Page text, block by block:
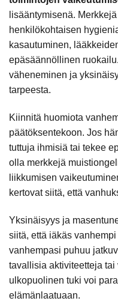
lisääntymisenä.
henkilökohtaisen
kasautuminen,
epäsäännöllinen
väheneminen ja
tarpeesta.
Kiinnitä huomiota
päätöksentekoon. Jos
tuttuja ihmisiä tai tekee
olla merkkejä
liikkumisen
kertovat siitä, että
Yksinäisyys ja
siitä, että iäkäs
vanhempasi puhuu
tavallisia aktiviteetteja
ulkopuolinen tuki voi
elämänlaatuaan.